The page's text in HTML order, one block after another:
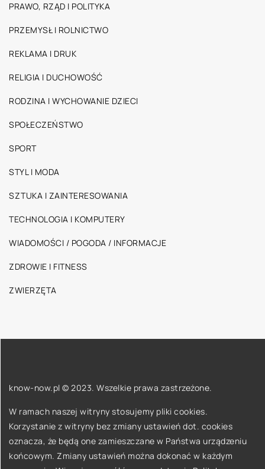
PRAWO, RZĄD I POLITYKA
PRZEMYSŁ I ROLNICTWO
REKLAMA I DRUK
RELIGIA I DUCHOWOŚĆ
RODZINA I WYCHOWANIE DZIECI
SPOŁECZEŃSTWO
SPORT
STYL I MODA
SZTUKA I ZAINTERESOWANIA
TECHNOLOGIA I KOMPUTERY
WIADOMOŚCI / POGODA / INFORMACJE
ZDROWIE I FITNESS
ZWIERZĘTA
know-now.pl © 2023. Wszelkie prawa zastrzeżone.
W ramach naszej witryny stosujemy pliki cookies.
Korzystanie z witryny bez zmiany ustawień dot. cookies
oznacza, że będą one zamieszczane w Państwa urządzeniu
końcowym. Zmiany ustawień można dokonać w każdym